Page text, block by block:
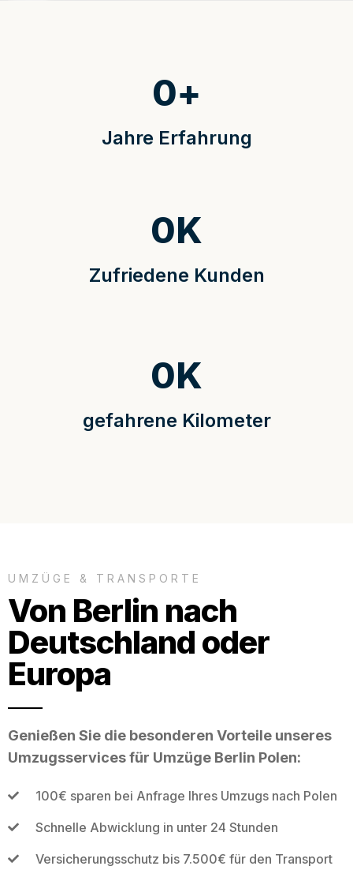
Jahre Erfahrung
0+
Zufriedene Kunden
0K
gefahrene Kilometer
0K
UMZÜGE & TRANSPORTE
Von Berlin nach
Deutschland oder
Europa
Genießen Sie die besonderen Vorteile unseres
Umzugsservices für Umzüge Berlin Polen:
100€ sparen bei Anfrage Ihres Umzugs nach Polen
Schnelle Abwicklung in unter 24 Stunden
Versicherungsschutz bis 7.500€ für den Transport